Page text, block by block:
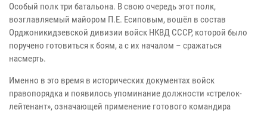
Особый полк три батальона. В свою очередь этот полк,
возглавляемый майором П.Е. Есиповым, вошёл в состав
Орджоникидзевской дивизии войск НКВД СССР, которой было
поручено готовиться к боям, а с их началом – сражаться
насмерть.
Именно в это время в исторических документах войск
правопорядка и появилось упоминание должности «стрелок-
лейтенант», означающей применение готового командира